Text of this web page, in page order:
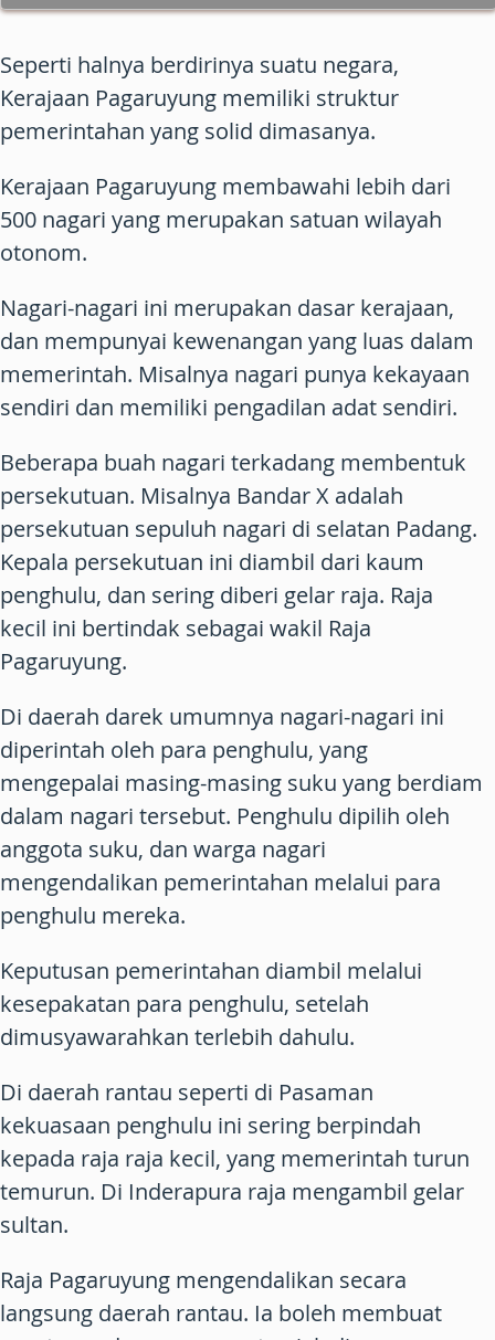
Seperti halnya berdirinya suatu negara,
Kerajaan Pagaruyung memiliki struktur
pemerintahan yang solid dimasanya.
Kerajaan Pagaruyung membawahi lebih dari
500 nagari yang merupakan satuan wilayah
otonom.
Nagari-nagari ini merupakan dasar kerajaan,
dan mempunyai kewenangan yang luas dalam
memerintah. Misalnya nagari punya kekayaan
sendiri dan memiliki pengadilan adat sendiri.
Beberapa buah nagari terkadang membentuk
persekutuan. Misalnya Bandar X adalah
persekutuan sepuluh nagari di selatan Padang.
Kepala persekutuan ini diambil dari kaum
penghulu, dan sering diberi gelar raja. Raja
kecil ini bertindak sebagai wakil Raja
Pagaruyung.
Di daerah darek umumnya nagari-nagari ini
diperintah oleh para penghulu, yang
mengepalai masing-masing suku yang berdiam
dalam nagari tersebut. Penghulu dipilih oleh
anggota suku, dan warga nagari
mengendalikan pemerintahan melalui para
penghulu mereka.
Keputusan pemerintahan diambil melalui
kesepakatan para penghulu, setelah
dimusyawarahkan terlebih dahulu.
Di daerah rantau seperti di Pasaman
kekuasaan penghulu ini sering berpindah
kepada raja raja kecil, yang memerintah turun
temurun. Di Inderapura raja mengambil gelar
sultan.
Raja Pagaruyung mengendalikan secara
langsung daerah rantau. Ia boleh membuat